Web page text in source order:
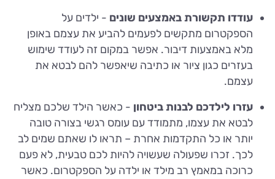
עודדו תקשורת באמצעים שונים - ילדים על
הספקטרום מתקשים לפעמים להביע את עצמם באופן
מלא באמצעות דיבור. אפשר במקום זה לעודד שימוש
בעזרים כגון ציור או כתיבה שיאפשר להם לבטא את
עצמם.
עזרו לילדכם לבנות ביטחון - כאשר הילד שלכם מצליח
לבטא את עצמו, מתמודד עם עומס רגשי בצורה טובה
יותר או כל התקדמות אחרת – תראו לו שאתם שמים לב
לכך. זכרו שפעולה שעשויה להיות לכם טבעית, לא פעם
כרוכה במאמץ רב מילד או ילדה על הספקטרום. כאשר